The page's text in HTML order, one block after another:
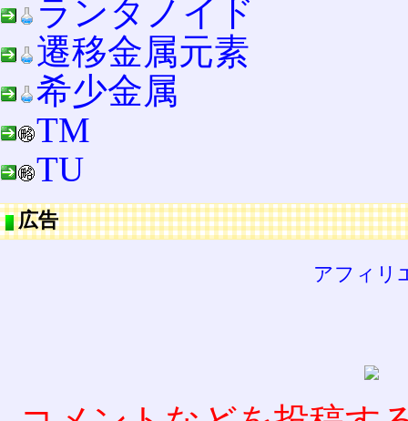
ランタノイド
遷移金属元素
希少金属
TM
TU
広告
アフィリ